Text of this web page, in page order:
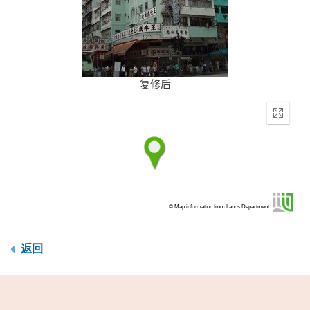
复修后
Enter
© Map information from Lands Department
返回